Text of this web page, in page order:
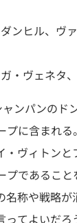
ンヒル、ヴ
・ヴェネタ
ンパンのド
プに含まれる
ヴィトンと
プであること
名称や戦略
てよいだろ